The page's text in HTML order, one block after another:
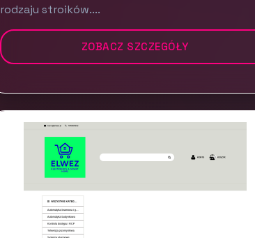
rodzaju stroików....
ZOBACZ SZCZEGÓŁY